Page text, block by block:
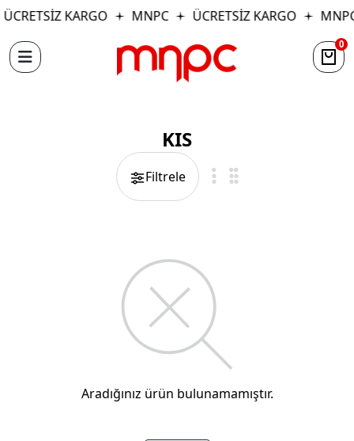
ÜCRETSİZ KARGO MNPC ÜCRETSİZ KARGO
0
KIS
Filtrele
Aradığınız ürün bulunamamıştır.